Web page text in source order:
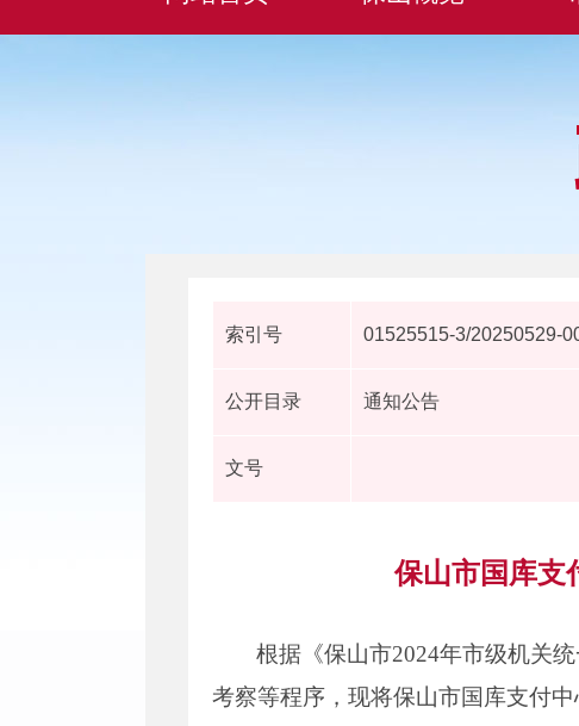
索引号 01525515-3/20250529-
公开目录 通知公告
文号
保山市国库支
根据《保山市2024年市级机关
考察等程序，现将保山市国库支付